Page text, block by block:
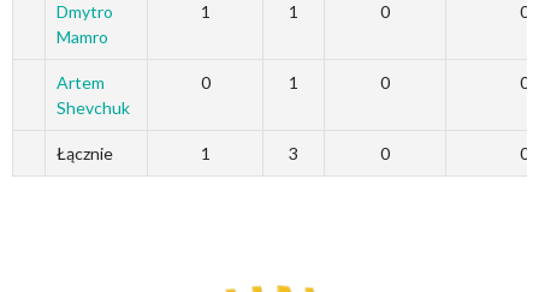
Dmytro
Mamro
1 1 0 0
Artem
Shevchuk
0 1 0 0
Łącznie 1 3 0 0